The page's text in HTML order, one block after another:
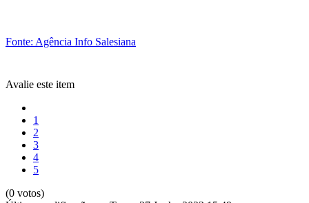
Fonte: Agência Info Salesiana
Avalie este item
1
2
3
4
5
(0 votos)